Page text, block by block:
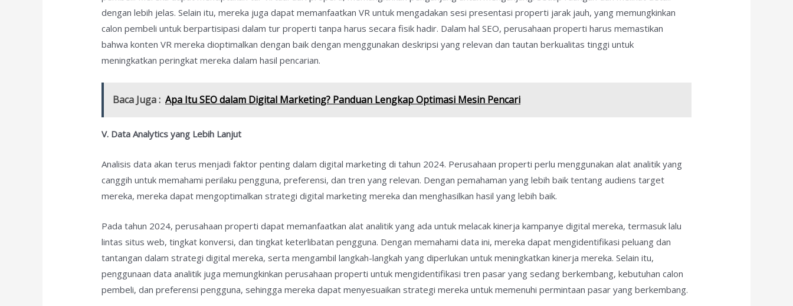
dengan lebih jelas. Selain itu, mereka juga dapat memanfaatkan VR untuk mengadakan sesi presentasi properti jarak jauh, yang memungkinkan
calon pembeli untuk berpartisipasi dalam tur properti tanpa harus secara fisik hadir. Dalam hal SEO, perusahaan properti harus memastikan
bahwa konten VR mereka dioptimalkan dengan baik dengan menggunakan deskripsi yang relevan dan tautan berkualitas tinggi untuk
meningkatkan peringkat mereka dalam hasil pencarian.
Baca Juga : Apa Itu SEO dalam Digital Marketing? Panduan Lengkap Optimasi Mesin Pencari
V. Data Analytics yang Lebih Lanjut
Analisis data akan terus menjadi faktor penting dalam digital marketing di tahun 2024. Perusahaan properti perlu menggunakan alat analitik yang
canggih untuk memahami perilaku pengguna, preferensi, dan tren yang relevan. Dengan pemahaman yang lebih baik tentang audiens target
mereka, mereka dapat mengoptimalkan strategi digital marketing mereka dan menghasilkan hasil yang lebih baik.
Pada tahun 2024, perusahaan properti dapat memanfaatkan alat analitik yang ada untuk melacak kinerja kampanye digital mereka, termasuk lalu
lintas situs web, tingkat konversi, dan tingkat keterlibatan pengguna. Dengan memahami data ini, mereka dapat mengidentifikasi peluang dan
tantangan dalam strategi digital mereka, serta mengambil langkah-langkah yang diperlukan untuk meningkatkan kinerja mereka. Selain itu,
penggunaan data analitik juga memungkinkan perusahaan properti untuk mengidentifikasi tren pasar yang sedang berkembang, kebutuhan calon
pembeli, dan preferensi pengguna, sehingga mereka dapat menyesuaikan strategi mereka untuk memenuhi permintaan pasar yang berkembang.